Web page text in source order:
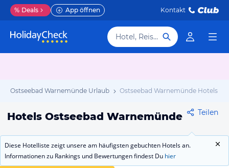
% Deals App öffnen Kontakt
Hotel, Reiseziel
Ostseebad Warnemünde Urlaub Ostseebad Warnemünde Hotels
Hotels Ostseebad Warnemünde Teilen
Diese Hotelliste zeigt unsere am häufigsten gebuchten Hotels an.
Informationen zu Rankings und Bewertungen findest Du hier